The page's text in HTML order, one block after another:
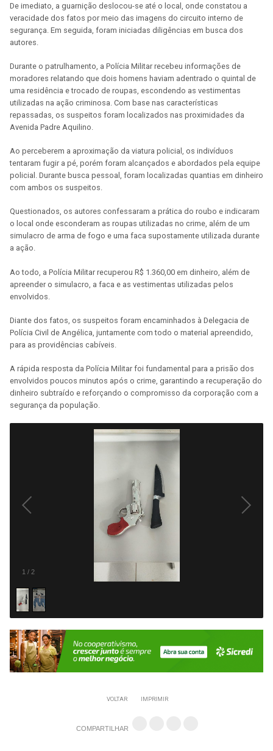
De imediato, a guarnição deslocou-se até o local, onde constatou a
veracidade dos fatos por meio das imagens do circuito interno de
segurança. Em seguida, foram iniciadas diligências em busca dos
autores.
Durante o patrulhamento, a Polícia Militar recebeu informações de
moradores relatando que dois homens haviam adentrado o quintal de
uma residência e trocado de roupas, escondendo as vestimentas
utilizadas na ação criminosa. Com base nas características
repassadas, os suspeitos foram localizados nas proximidades da
Avenida Padre Aquilino.
Ao perceberem a aproximação da viatura policial, os indivíduos
tentaram fugir a pé, porém foram alcançados e abordados pela equipe
policial. Durante busca pessoal, foram localizadas quantias em dinheiro
com ambos os suspeitos.
Questionados, os autores confessaram a prática do roubo e indicaram
o local onde esconderam as roupas utilizadas no crime, além de um
simulacro de arma de fogo e uma faca supostamente utilizada durante
a ação.
Ao todo, a Polícia Militar recuperou R$ 1.360,00 em dinheiro, além de
apreender o simulacro, a faca e as vestimentas utilizadas pelos
envolvidos.
Diante dos fatos, os suspeitos foram encaminhados à Delegacia de
Polícia Civil de Angélica, juntamente com todo o material apreendido,
para as providências cabíveis.
A rápida resposta da Polícia Militar foi fundamental para a prisão dos
envolvidos poucos minutos após o crime, garantindo a recuperação do
dinheiro subtraído e reforçando o compromisso da corporação com a
segurança da população.
1 / 2
VOLTAR IMPRIMIR
COMPARTILHAR